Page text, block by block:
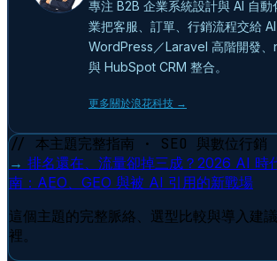
專注 B2B 企業系統設計與 AI 自動
業把客服、訂單、行銷流程交給
WordPress／Laravel 高階開發、
與 HubSpot CRM 整合。
更多關於浪花科技 →
// 本主題完整指南 · SEO 與數位行銷
→ 排名還在、流量卻掉三成？2026 AI 時
南：AEO、GEO 與被 AI 引用的新戰場
這個主題的完整脈絡、選型比較與導入建
裡。